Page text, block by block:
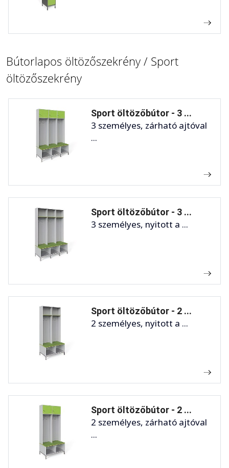
Bútorlapos öltözőszekrény / Sport
öltözőszekrény
Sport öltözőbútor - 3 ...
3 személyes, zárható ajtóval
...
Sport öltözőbútor - 3 ...
3 személyes, nyitott a ...
Sport öltözőbútor - 2 ...
2 személyes, nyitott a ...
Sport öltözőbútor - 2 ...
2 személyes, zárható ajtóval
...